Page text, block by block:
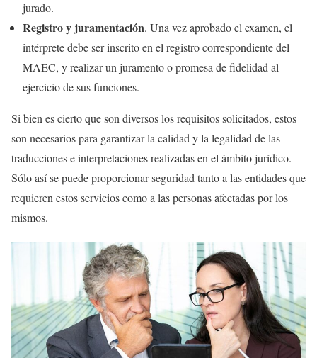
jurado.
Registro y juramentación. Una vez aprobado el examen, el
intérprete debe ser inscrito en el registro correspondiente del
MAEC, y realizar un juramento o promesa de fidelidad al
ejercicio de sus funciones.
Si bien es cierto que son diversos los requisitos solicitados, estos
son necesarios para garantizar la calidad y la legalidad de las
traducciones e interpretaciones realizadas en el ámbito jurídico.
Sólo así se puede proporcionar seguridad tanto a las entidades que
requieren estos servicios como a las personas afectadas por los
mismos.